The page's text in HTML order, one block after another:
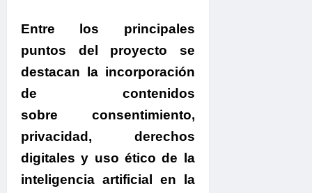
Entre los principales
puntos del proyecto se
destacan la incorporación
de contenidos
sobre consentimiento,
privacidad, derechos
digitales y uso ético de la
inteligencia artificial en la